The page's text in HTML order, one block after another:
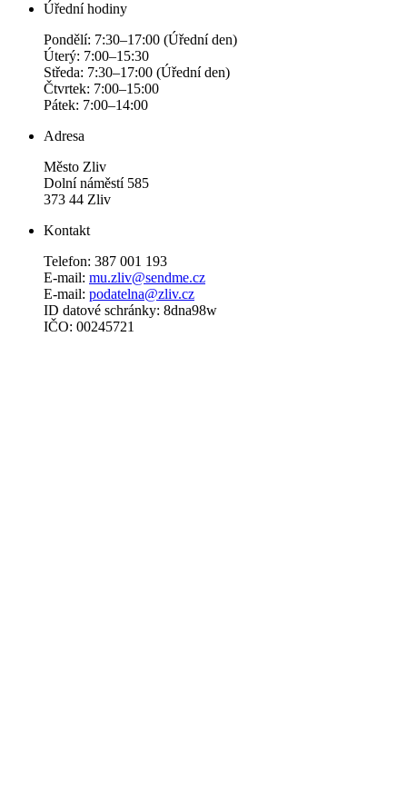
Úřední hodiny
Pondělí: 7:30–17:00 (Úřední den)
Úterý: 7:00–15:30
Středa: 7:30–17:00 (Úřední den)
Čtvrtek: 7:00–15:00
Pátek: 7:00–14:00
Adresa
Město Zliv
Dolní náměstí 585
373 44 Zliv
Kontakt
Telefon: 387 001 193
E-mail: mu.zliv@sendme.cz
E-mail: podatelna@zliv.cz
ID datové schránky: 8dna98w
IČO: 00245721